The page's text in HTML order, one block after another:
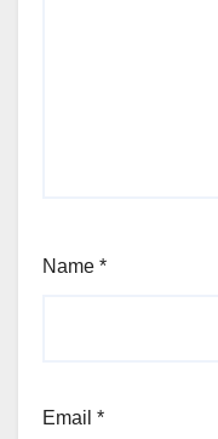
Name *
Email *